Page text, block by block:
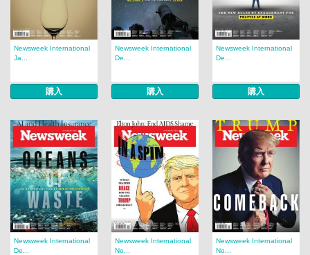
Newsweek International
Ja...
購入
Newsweek International
De...
購入
Newsweek International
De...
購入
Newsweek International
De...
Newsweek International
No...
Newsweek International
No...